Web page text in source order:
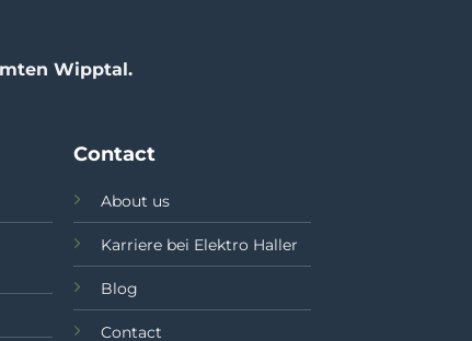
Wipptal.
Contact
About us
Karriere bei Elektro Haller
Blog
Contact